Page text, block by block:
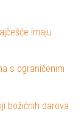
imaju
s ograničenim
božićnih darova